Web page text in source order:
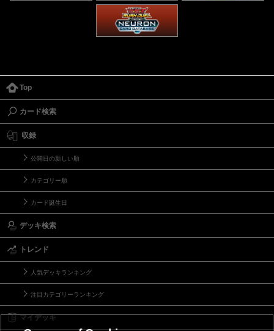
Top
カード検索
収録
公開日の新しい順
カテゴリー順
カード誕生日
デッキ検索
トレンド
人気デッキランキング
注目カテゴリーランキング
マイデッキ